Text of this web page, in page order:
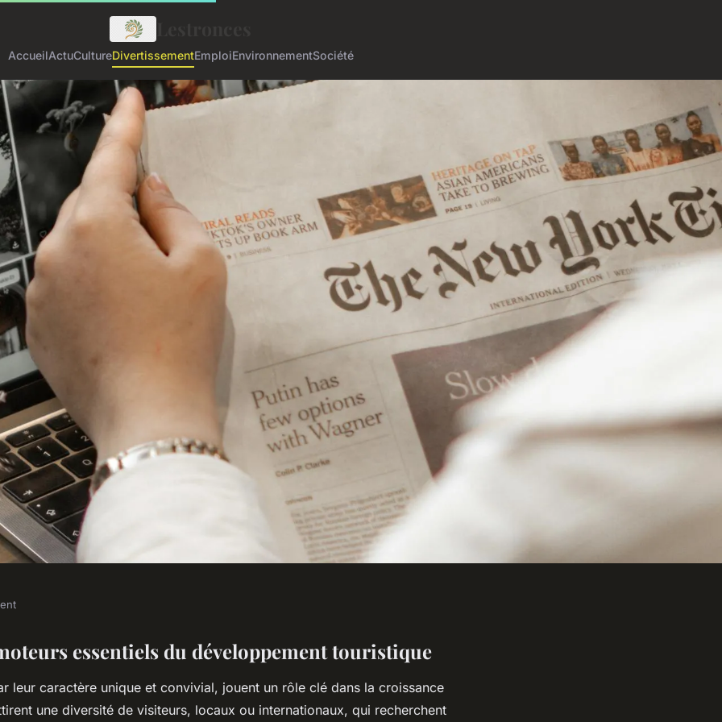
AccueilActuCultureDivertissementEmploiEnvironnementSociété
du
de Bénéfices
essentiels du développement touristique
leur caractère unique et convivial, jouent un rôle clé dans la croissance
une diversité de visiteurs, locaux ou internationaux, qui recherchent